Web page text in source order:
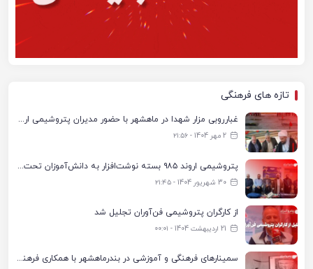
تازه های فرهنگی
غبارروبی مزار شهدا در ماهشهر با حضور مدیران پتروشیمی اروند و مسئولان شهری
2 مهر 1404 - ۲۱:۵۶
پتروشیمی اروند ۹۸۵ بسته نوشت‌افزار به دانش‌آموزان تحت پوشش کمیته امداد بندرماهشهر اهدا کرد
30 شهریور 1404 - ۲۱:۴۵
از کارگران پتروشیمی فن‌آوران تجلیل شد
21 اردیبهشت 1404 - ۰۰:۰۱
سمینارهای فرهنگی و آموزشی در بندرماهشهر با همکاری فرهنگ‌سرای پتروشیمی مارون